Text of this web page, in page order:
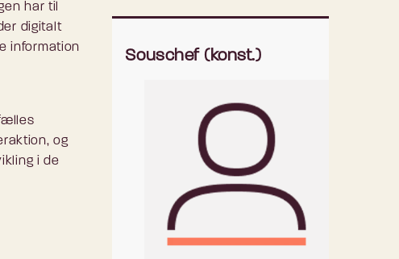
har til
digitalt
information
og
i de
Souschef (konst.)